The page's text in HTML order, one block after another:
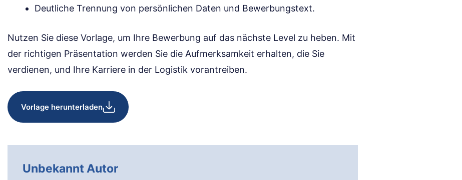
Deutliche Trennung von persönlichen Daten und Bewerbungstext.
Nutzen Sie diese Vorlage, um Ihre Bewerbung auf das nächste Level zu heben. Mit
der richtigen Präsentation werden Sie die Aufmerksamkeit erhalten, die Sie
verdienen, und Ihre Karriere in der Logistik vorantreiben.
Vorlage herunterladen
Unbekannt Autor